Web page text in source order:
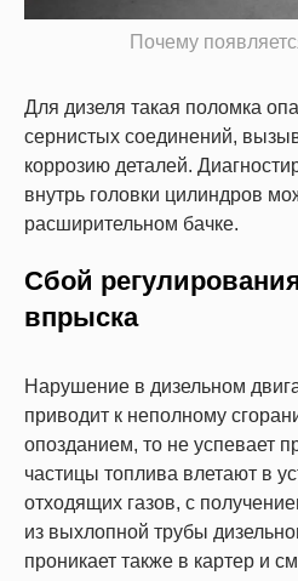
Почему
Для дизеля такая поломка
сернистых соединений,
коррозию деталей.
внутрь головки цилиндров
расширительном бачке.
Сбой
впрыска
Нарушение в дизельном
приводит к неполному
опозданием, то не успевает
частицы топлива влетают в
отходящих газов, с
из выхлопной трубы
проникает также в картер и